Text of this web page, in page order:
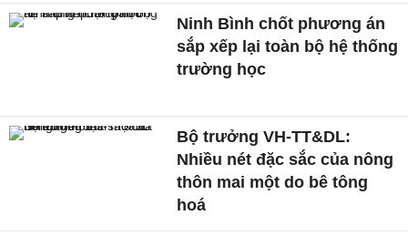
Ninh Bình chốt phương án
sắp xếp lại toàn bộ hệ thống
trường học
Bộ trưởng VH-TT&DL:
Nhiều nét đặc sắc của nông
thôn mai một do bê tông
hoá